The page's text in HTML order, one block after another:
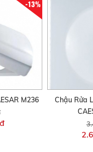
-13%
M236
Chậu Rửa